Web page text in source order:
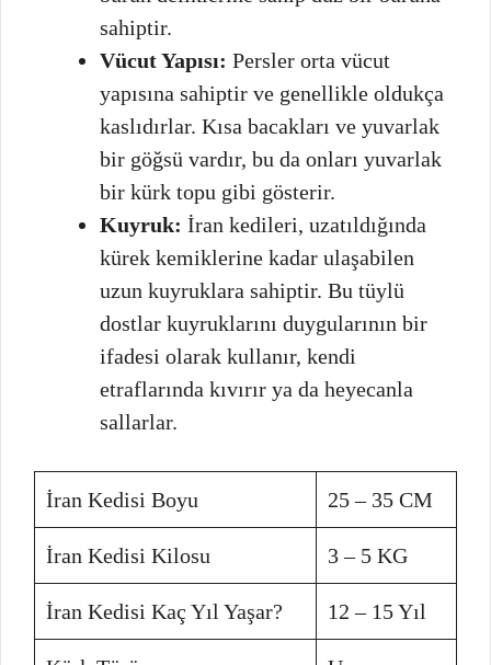
sahiptir.
Vücut Yapısı: Persler orta vücut
yapısına sahiptir ve genellikle oldukça
kaslıdırlar. Kısa bacakları ve yuvarlak
bir göğsü vardır, bu da onları yuvarlak
bir kürk topu gibi gösterir.
Kuyruk: İran kedileri, uzatıldığında
kürek kemiklerine kadar ulaşabilen
uzun kuyruklara sahiptir. Bu tüylü
dostlar kuyruklarını duygularının bir
ifadesi olarak kullanır, kendi
etraflarında kıvırır ya da heyecanla
sallarlar.
İran Kedisi Boyu 25 – 35 CM
İran Kedisi Kilosu 3 – 5 KG
İran Kedisi Kaç Yıl Yaşar? 12 – 15 Yıl